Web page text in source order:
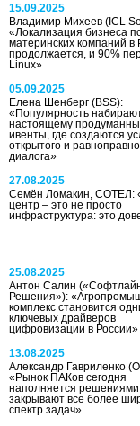
15.09.2025
Владимир Михеев (ICL
«Локализация бизнеса
материнских компаний в
продолжается, и 90%
Linux»
05.09.2025
Елена Шенберг (BSS):
«Популярность
настоящему
ивенты, где создаются
открытого и
диалога»
27.08.2025
Семён Ломакин, СОТЕЛ:
центр – это не просто
инфраструктура: это
25.08.2025
Антон Салин
Решения»):
комплекс становится
ключевых драйверов
цифровизации в России»
13.08.2025
Александр Гавриленко
«Рынок ПАКов сегодня
наполняется
закрывают все более
спектр задач»